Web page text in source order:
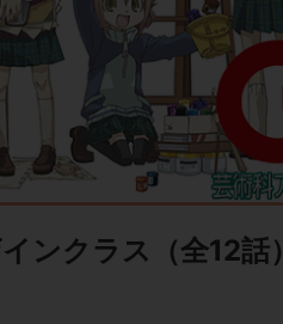
ンクラス （全12話）